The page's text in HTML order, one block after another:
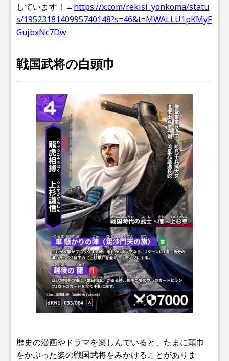
しています！→https://x.com/rekisi_yonkoma/statu
s/1952318140995740148?s=46&t=MWALLU1pKMyF
GujbxNc7Dw
戦国武将の白頭巾
歴史の漫画やドラマを楽しんでいると、たまに頭巾
をかぶった姿の戦国武将をみかけることがありま